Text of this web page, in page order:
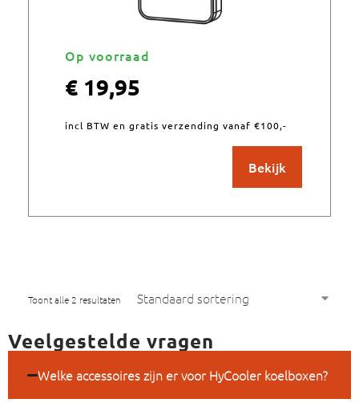
Op voorraad
€ 19,95
incl BTW en gratis verzending vanaf €100,-
Bekijk
Toont alle 2 resultaten
Veelgestelde vragen
Welke accessoires zijn er voor HyCooler koelboxen?